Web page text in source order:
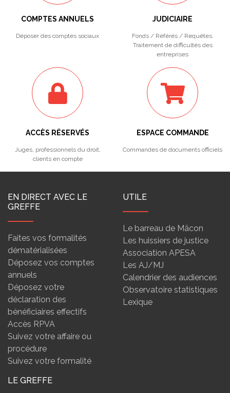
COMPTES ANNUELS
Déposer des comptes sociaux
JUDICIAIRE
Fonds / Référés / Requêtes.
Traitement de difficultés des
entreprises
ACCÈS RÉSERVÉS
Juges, professionnels du droit,
clients en compte
ESPACE COMMANDE
Commandes de documents officiels
EN DIRECT AVEC LE
GREFFE
Faites vos formalités
dématérialisées
Déposez vos comptes
annuels
Déposez votre
déclaration des
bénéficiaires effectifs
Accès RPVA
Suivez votre affaire ou
procédure
Suivez votre formalité
UTILE
Le barreau de Mâcon
Les huissiers de justice
Association APESA
Les AJ/MJ
Calendrier des audiences
Observatoire statistiques
Lexique
LE GREFFE